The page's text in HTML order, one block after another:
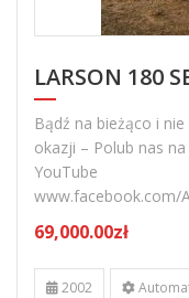
LARSON 180
Bądź na bieżąco i
okazji – Polub nas
YouTube
www.facebook.com/
69,000.00zł
2002